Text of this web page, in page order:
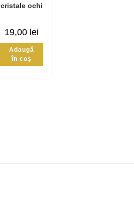
cristale ochi
închis
19,00 lei
Adaugă
în coș